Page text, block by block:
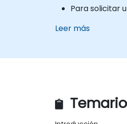
Para solicitar
Leer más